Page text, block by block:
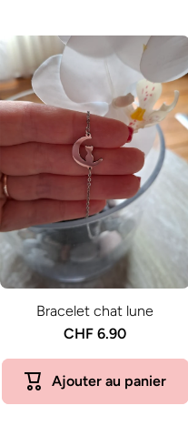
Bracelet chat lune
CHF 6.90
Ajouter au panier